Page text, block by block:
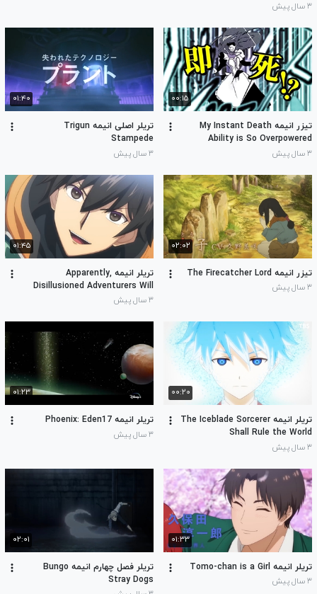
۳ سال پیش
۰۰:۱۵
تیزر انیمه My Instant Death
Ability is So Overpowered
۳ سال پیش
۰۱:۴۰
تریلر اصلی انیمه Trigun
Stampede
۳ سال پیش
۰۲:۰۲
تیزر انیمه The Firecatcher Lord
۳ سال پیش
۰۱:۴۵
تریلر انیمه Apparently,
Disillusioned Adventurers Will
Save the World
۳ سال پیش
۰۰:۲۰
تریلر انیمه The Iceblade Sorcerer
Shall Rule the World
۳ سال پیش
۰۱:۲۳
تریلر انیمه Phoenix: Eden17
۳ سال پیش
۰۱:۳۳
تریلر انیمه Tomo-chan is a Girl
۳ سال پیش
۰۲:۰۱
تریلر فصل چهارم انیمه Bungo
Stray Dogs